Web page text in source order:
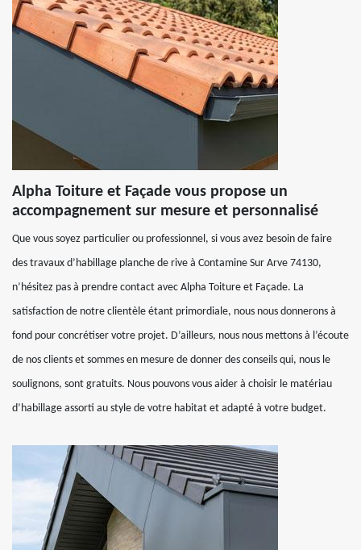
Alpha Toiture et Façade vous propose un
accompagnement sur mesure et personnalisé
Que vous soyez particulier ou professionnel, si vous avez besoin de faire
des travaux d’habillage planche de rive à Contamine Sur Arve 74130,
n’hésitez pas à prendre contact avec Alpha Toiture et Façade. La
satisfaction de notre clientèle étant primordiale, nous nous donnerons à
fond pour concrétiser votre projet. D’ailleurs, nous nous mettons à l’écoute
de nos clients et sommes en mesure de donner des conseils qui, nous le
soulignons, sont gratuits. Nous pouvons vous aider à choisir le matériau
d’habillage assorti au style de votre habitat et adapté à votre budget.